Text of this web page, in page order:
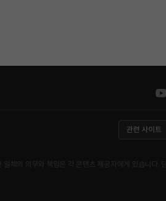
관련 사이트
체의 의무와 책임은 각 콘텐츠 제공자에게 있습니다. 단